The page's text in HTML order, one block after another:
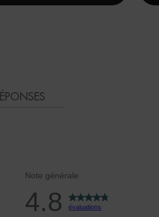
Note générale
4.8 évaluations